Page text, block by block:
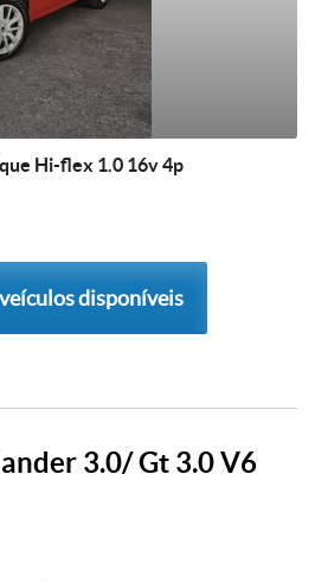
Hi-flex 1.0 16v 4p
disponíveis
3.0/ Gt 3.0 V6